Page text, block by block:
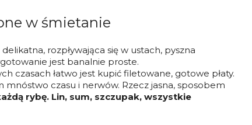
w śmietanie
rozpływająca się w ustach, pyszna
jest banalnie proste.
czasach łatwo jest kupić filetowane, gotowe płaty.
mnóstwo czasu i nerwów. Rzecz jasna, sposobem
rybę. Lin, sum, szczupak, wszystkie